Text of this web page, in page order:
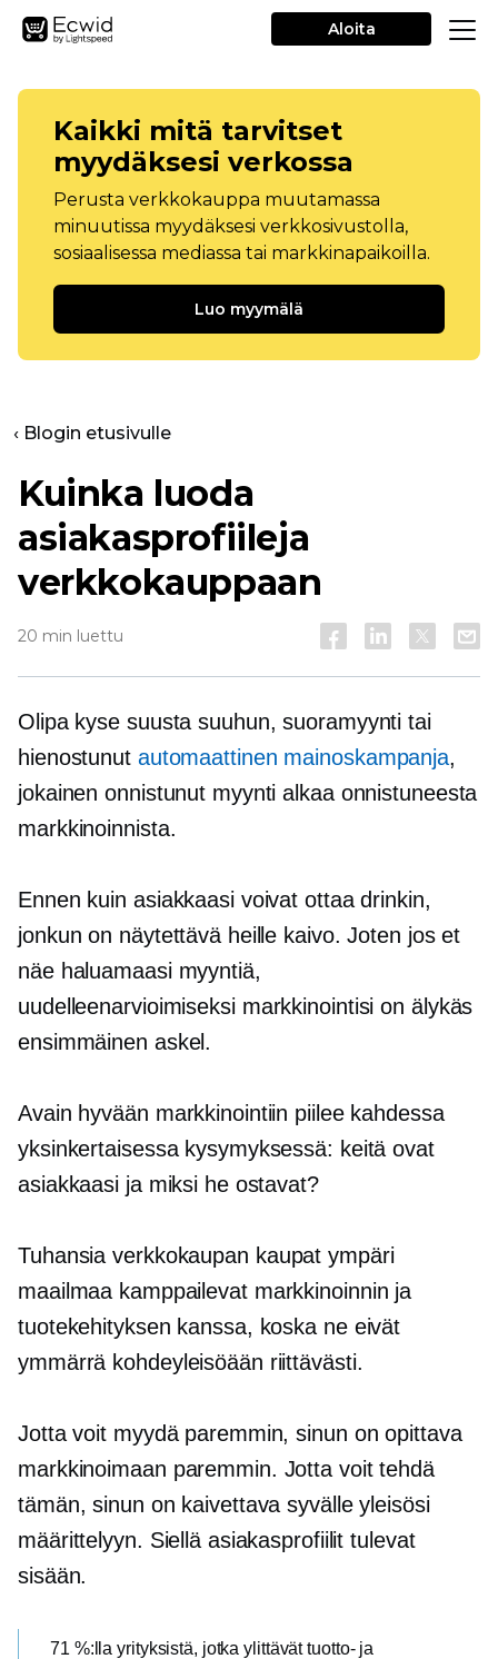
Aloita
Kaikki mitä tarvitset
myydäksesi verkossa
Perusta verkkokauppa muutamassa
minuutissa myydäksesi verkkosivustolla,
sosiaalisessa mediassa tai markkinapaikoilla.
Luo myymälä
‹ Blogin etusivulle
Kuinka luoda
asiakasprofiileja
verkkokauppaan
20 min luettu
Olipa kyse suusta suuhun, suoramyynti tai
hienostunut automaattinen mainoskampanja,
jokainen onnistunut myynti alkaa onnistuneesta
markkinoinnista.
Ennen kuin asiakkaasi voivat ottaa drinkin,
jonkun on näytettävä heille kaivo. Joten jos et
näe haluamaasi myyntiä,
uudelleenarvioimiseksimarkkinointisi on älykäs
ensimmäinen askel.
Avain hyvään markkinointiin piilee kahdessa
yksinkertaisessa kysymyksessä: keitä ovat
asiakkaasi ja miksi he ostavat?
Tuhansiaverkkokaupan kaupat ympäri
maailmaa kamppailevat markkinoinnin ja
tuotekehityksen kanssa, koska ne eivät
ymmärrä kohdeyleisöään riittävästi.
Jotta voit myydä paremmin, sinun on opittava
markkinoimaan paremmin. Jotta voit tehdä
tämän, sinun on kaivettava syvälle yleisösi
määrittelyyn. Siellä asiakasprofiilit tulevat
sisään.
71 %:lla yrityksistä, jotka ylittävät tuotto- ja